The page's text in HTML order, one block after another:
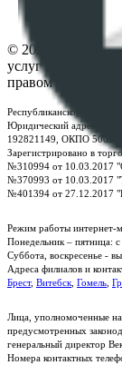
© 2026
услуг
правом
Республиканское
Юридический адрес: г.
192821149, ОКПО
Зарегистрировано в
№310994 от 10.03.2017
№370993 от 10.03.2017
№401394 от 27.12.2017
Режим работы интернет-
Понедельник – пятница:
Суббота, воскресенье -
Адреса филиалов и
Брест, Витебск Гомель
Лица, уполномоченные
предусмотренных
генеральный директор
Номера контактных